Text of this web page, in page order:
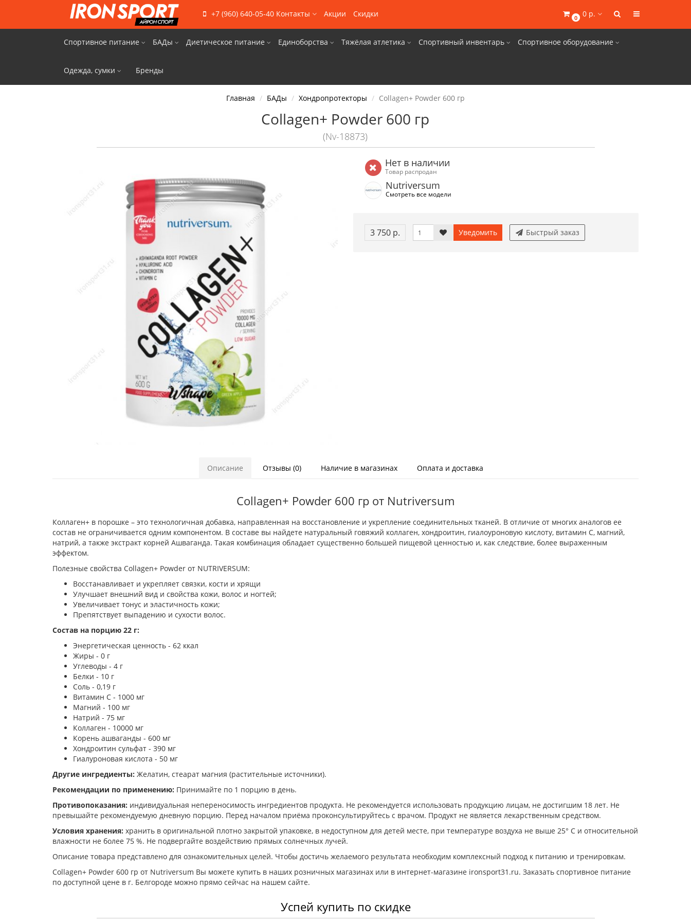
+7 (960) 640-05-40 Контакты Акции Скидки 0 0 р.
Спортивное питание БАДы Диетическое питание Единоборства Тяжёлая атлетика Спортивный инвентарь Спортивное оборудование
Одежда, сумки Бренды
Главная БАДы Хондропротекторы Collagen+ Powder 600 гр
Collagen+ Powder 600 гр
(Nv-18873)
Нет в наличии
Товар распродан
Nutriversum
Смотреть все модели
3 750 р. Уведомить Быстрый заказ
Описание Отзывы (0) Наличие в магазинах Оплата и доставка
Collagen+ Powder 600 гр от Nutriversum
Коллаген+ в порошке – это технологичная добавка, направленная на восстановление и укрепление соединительных тканей. В отличие от многих аналогов ее
состав не ограничивается одним компонентом. В составе вы найдете натуральный говяжий коллаген, хондроитин, гиалоуроновую кислоту, витамин С, магний,
натрий, а также экстракт корней Ашваганда. Такая комбинация обладает существенно большей пищевой ценностью и, как следствие, более выраженным
эффектом.
Полезные свойства Collagen+ Powder от NUTRIVERSUM:
Восстанавливает и укрепляет связки, кости и хрящи
Улучшает внешний вид и свойства кожи, волос и ногтей;
Увеличивает тонус и эластичность кожи;
Препятствует выпадению и сухости волос.
Состав на порцию 22 г:
Энергетическая ценность - 62 ккал
Жиры - 0 г
Углеводы - 4 г
Белки - 10 г
Соль - 0,19 г
Витамин C - 1000 мг
Магний - 100 мг
Натрий - 75 мг
Коллаген - 10000 мг
Корень ашваганды - 600 мг
Хондроитин сульфат - 390 мг
Гиалуроновая кислота - 50 мг
Другие ингредиенты: Желатин, стеарат магния (растительные источники).
Рекомендации по применению: Принимайте по 1 порцию в день.
Противопоказания: индивидуальная непереносимость ингредиентов продукта. Не рекомендуется использовать продукцию лицам, не достигшим 18 лет. Не
превышайте рекомендуемую дневную порцию. Перед началом приёма проконсультируйтесь с врачом. Продукт не является лекарственным средством.
Условия хранения: хранить в оригинальной плотно закрытой упаковке, в недоступном для детей месте, при температуре воздуха не выше 25° С и относительной
влажности не более 75 %. Не подвергайте воздействию прямых солнечных лучей.
Описание товара представлено для ознакомительных целей. Чтобы достичь желаемого результата необходим комплексный подход к питанию и тренировкам.
Collagen+ Powder 600 гр от Nutriversum Вы можете купить в наших розничных магазинах или в интернет-магазине ironsport31.ru. Заказать спортивное питание
по доступной цене в г. Белгороде можно прямо сейчас на нашем сайте.
Успей купить по скидке